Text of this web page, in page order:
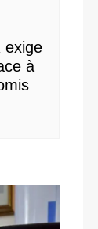
exige
à